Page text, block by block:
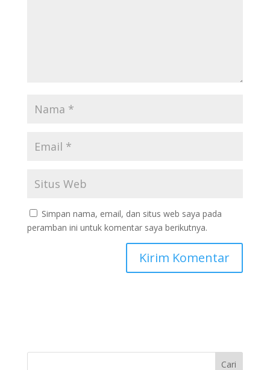
Simpan nama, email, dan situs web saya pada
peramban ini untuk komentar saya berikutnya.